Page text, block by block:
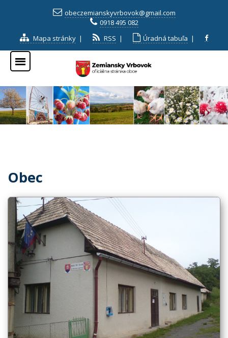
obeczemianskyvrbovok@gmail.com
0918 495 082
Mapa stránky | RSS | Úradná tabuľa |
Obec